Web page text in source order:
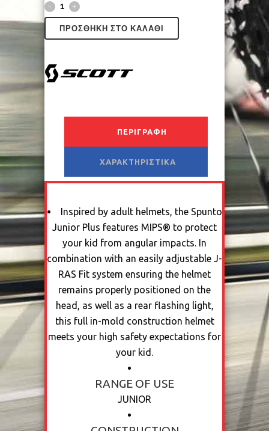
ΠΡΟΣΘΉΚΗ ΣΤΟ ΚΑΛΆΘΙ
ΠΕΡΙΓΡΑΦΉ
ΧΑΡΑΚΤΗΡΙΣΤΙΚΆ
Inspired by adult helmets, the Spunto
Junior Plus features MIPS® to protect
your kid from angular impacts. In
combination with an easily adjustable J-
RAS Fit system ensuring the helmet
remains properly positioned on the
head, as well as a rear flashing light,
this full in-mold construction helmet
meets your high safety expectations for
your kid.
RANGE OF USE
JUNIOR